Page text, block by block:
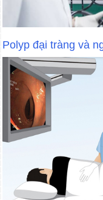
Polyp đại tràng và